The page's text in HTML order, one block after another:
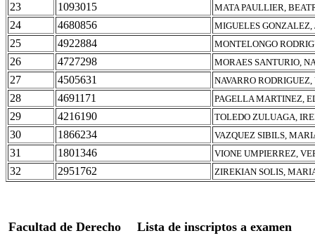
23
1093015 MATA PAULLIER,
24 4680856 MIGUELES
25 4922884 MONTELONGO
26 4727298 MORAES SANTURIO,
27 4505631 NAVARRO
28 4691171 PAGELLA MARTINEZ,
29 4216190 TOLEDO ZULUAGA,
30 1866234 VAZQUEZ SIBILS,
31 1801346 VIONE UMPIERREZ,
32 2951762 ZIREKIAN SOLIS,
Facultad de Derecho Lista de inscriptos a examen